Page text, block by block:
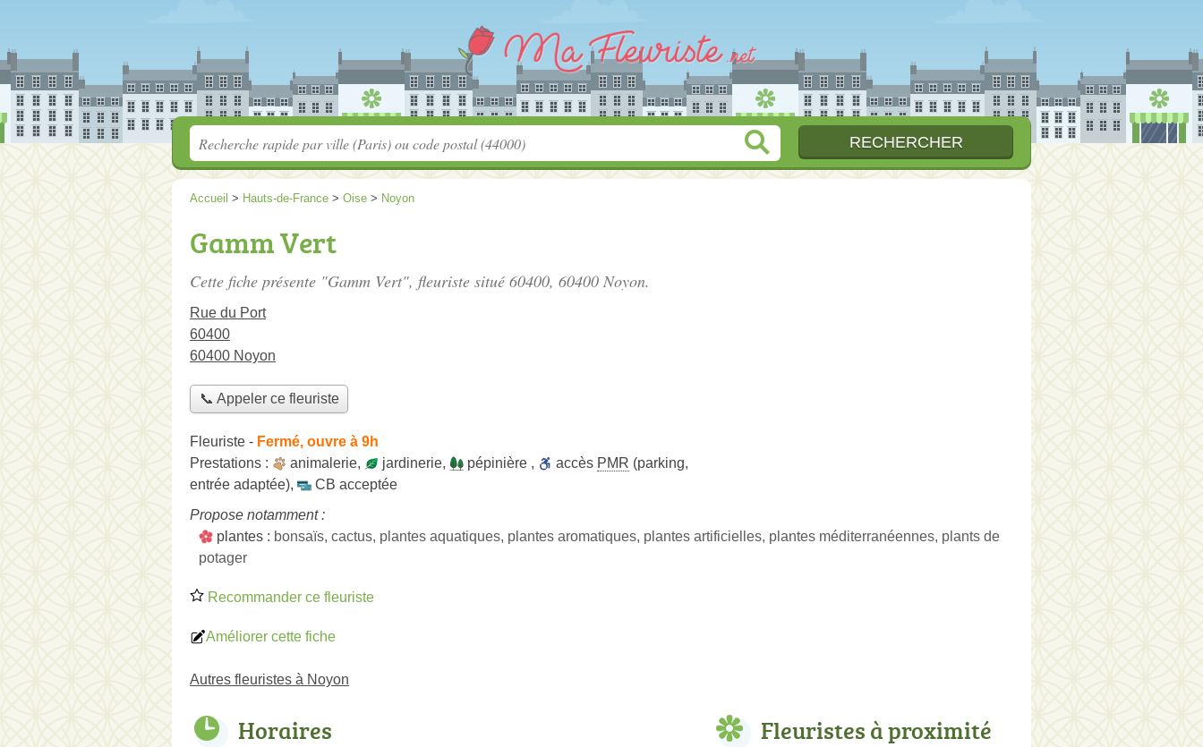
Accueil > Hauts-de-France > Oise > Noyon
Gamm Vert
Cette fiche présente "Gamm Vert", fleuriste situé 60400, 60400 Noyon.
Rue du Port
60400
60400 Noyon
📞 Appeler ce fleuriste
Fleuriste - Fermé, ouvre à 9h
Prestations :
animalerie, jardinerie, pépinière , accès PMR (parking,
entrée adaptée),
CB acceptée
Propose notamment :
plantes : bonsaïs, cactus, plantes aquatiques, plantes aromatiques, plantes artificielles, plantes méditerranéennes, plants de
potager
Recommander ce fleuriste
Améliorer cette fiche
Autres fleuristes à Noyon
Horaires Fleuristes à proximité